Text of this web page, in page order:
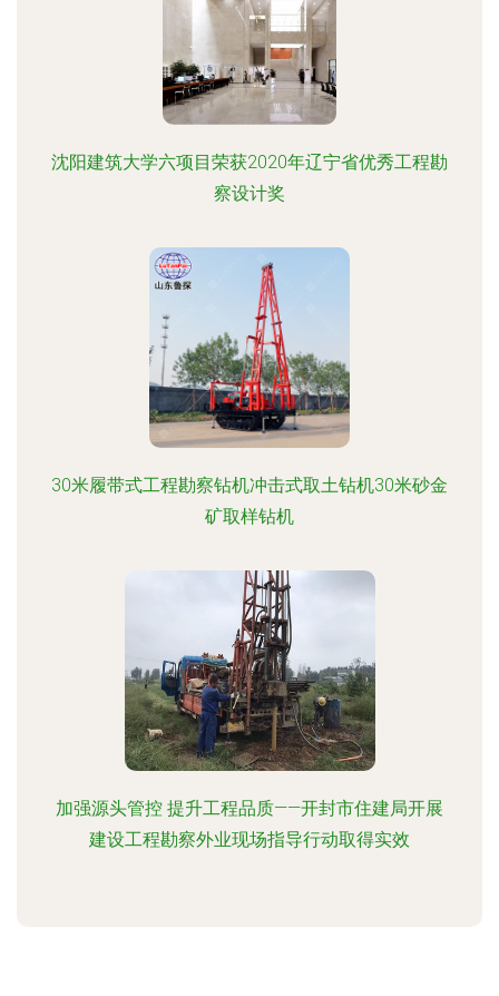
沈阳建筑大学六项目荣获2020年辽宁省优秀工程勘
察设计奖
30米履带式工程勘察钻机冲击式取土钻机30米砂金
矿取样钻机
加强源头管控 提升工程品质——开封市住建局开展
建设工程勘察外业现场指导行动取得实效